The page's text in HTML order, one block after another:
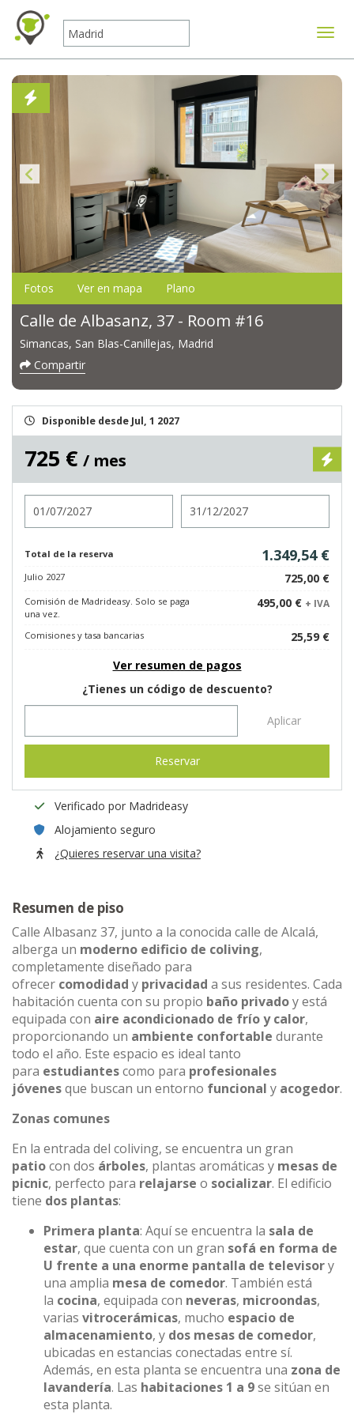
Fotos Ver en mapa Plano
Calle de Albasanz, 37 - Room #16
Simancas, San Blas-Canillejas, Madrid
Compartir
Disponible desde Jul, 1 2027
725 € / mes
Total de la reserva 1.349,54 €
Julio 2027 725,00 €
Comisión de Madrideasy. Solo se paga
una vez.
495,00 € + IVA
Comisiones y tasa bancarias
25,59 €
Ver resumen de pagos
¿Tienes un código de descuento?
Aplicar
Reservar
Verificado por Madrideasy
Alojamiento seguro
¿Quieres reservar una visita?
Resumen de piso
Calle Albasanz 37, junto a la conocida calle de Alcalá,
alberga un moderno edificio de coliving,
completamente diseñado para
ofrecer comodidad y privacidad a sus residentes. Cada
habitación cuenta con su propio baño privadoy está
equipada con aire acondicionado de frío y calor,
proporcionando un ambiente confortable durante
todo el año. Este espacio es ideal tanto
para estudiantescomo para profesionales
jóvenesque buscan un entorno funcional y acogedor.
Zonas comunes
En la entrada del coliving, se encuentra un gran
patiocon dos árboles, plantas aromáticas y mesas de
picnic, perfecto para relajarse o socializar. El edificio
tiene dos plantas:
Primera planta: Aquí se encuentra la sala de
estar, que cuenta con un gran sofá en forma de
U frente a una enorme pantalla de televisory
una amplia mesa de comedor. También está
la cocina, equipada con neveras, microondas,
varias vitrocerámicas, mucho espacio de
almacenamiento, y dos mesas de comedor,
ubicadas en estancias conectadas entre sí.
Además, en esta planta se encuentra una zona de
lavandería. Las habitaciones 1 a 9se sitúan en
esta planta.